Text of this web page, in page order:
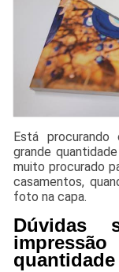
Está
grande
muito procurado
casamentos,
foto na capa.
Dúvidas